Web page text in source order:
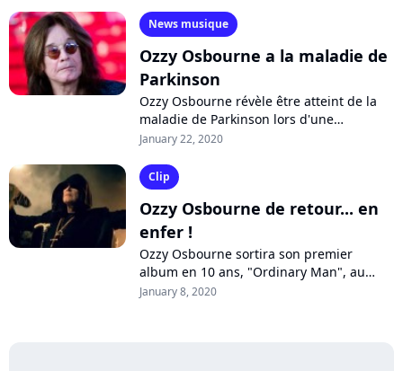
News musique
Ozzy Osbourne a la maladie de
Parkinson
Ozzy Osbourne révèle être atteint de la
maladie de Parkinson lors d'une
interview. "Ça a été très difficile pour
January 22, 2020
Clip
Ozzy Osbourne de retour... en
enfer !
Ozzy Osbourne sortira son premier
album en 10 ans, "Ordinary Man", au
cours de l'année. Après "Under The
January 8, 2020